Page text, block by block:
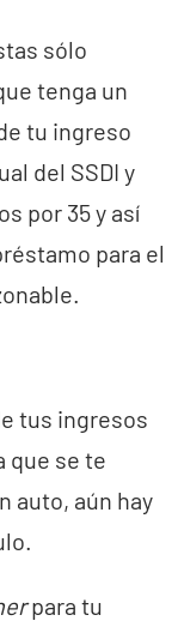
sólo
tenga un
tu ingreso
del SSDI y
por 35 y así
para el
tus ingresos
que se te
auto, aún hay
para tu